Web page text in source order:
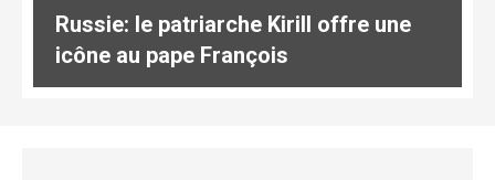
Russie: le patriarche Kirill offre une
icône au pape François